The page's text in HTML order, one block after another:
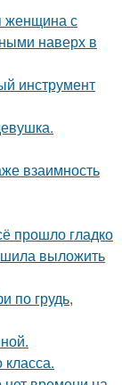
женщина с
наверх в
инструмент
взаимность
прошло гладко
выложить
по грудь,